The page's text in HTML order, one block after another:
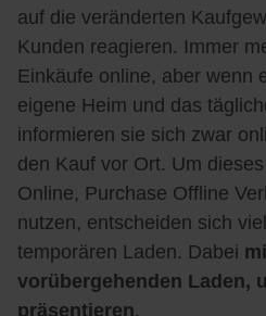
auf die veränderten
Kunden reagieren. Immer
Einkäufe online, aber wenn
eigene Heim und das
informieren sie sich zwar
den Kauf vor Ort. Um
Online, Purchase Offline
nutzen, entscheiden sich
temporären Laden. Dabei
vorübergehenden Laden,
präsentieren.